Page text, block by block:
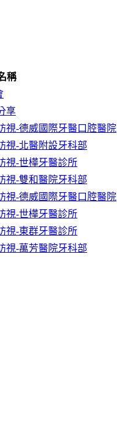
稱
享
視-德威國際牙醫口腔醫院
視-北醫附設牙科部
視-世樺牙醫診所
視-雙和醫院牙科部
視-德威國際牙醫口腔醫院
視-世樺牙醫診所
視-東群牙醫診所
視-萬芳醫院牙科部